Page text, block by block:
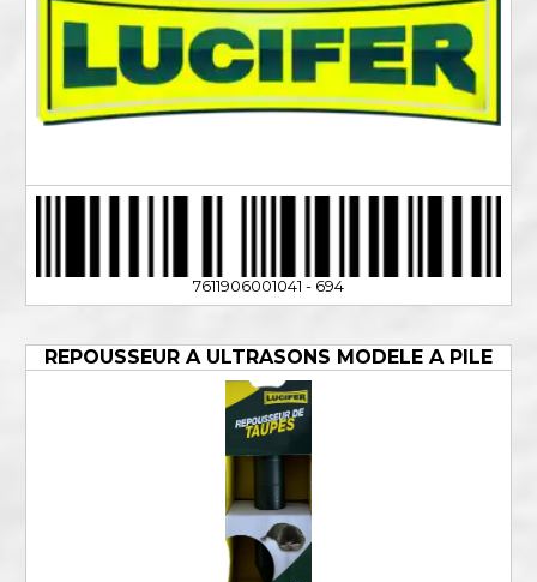
7611906001041 - 694
REPOUSSEUR A ULTRASONS MODELE A PILE